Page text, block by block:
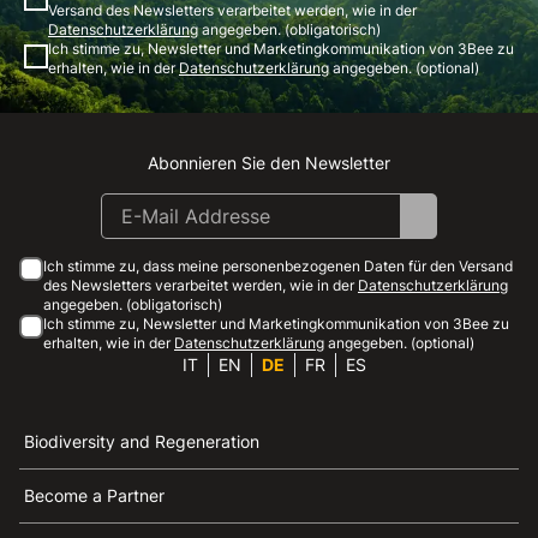
Versand des Newsletters verarbeitet werden, wie in der
Datenschutzerklärungangegeben. (obligatorisch)
Ich stimme zu, Newsletter und Marketingkommunikation von 3Bee zu
erhalten, wie in derDatenschutzerklärungangegeben. (optional)
Instagram
Facebook
Linkedin
Youtube
Abonnieren Sie den Newsletter
Ich stimme zu, dass meine personenbezogenen Daten für den Versand
des Newsletters verarbeitet werden, wie in der Datenschutzerklärung
angegeben. (obligatorisch)
Ich stimme zu, Newsletter und Marketingkommunikation von 3Bee zu
erhalten, wie in der Datenschutzerklärung angegeben. (optional)
IT EN DE FR ES
Biodiversity and Regeneration
Become a Partner